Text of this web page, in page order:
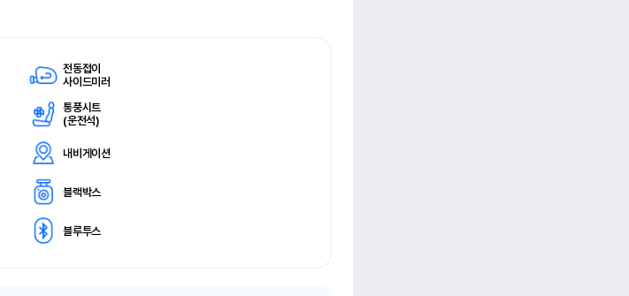
전동접이
사이드미러
통풍시트
(운전석)
내비게이션
블랙박스
블루투스